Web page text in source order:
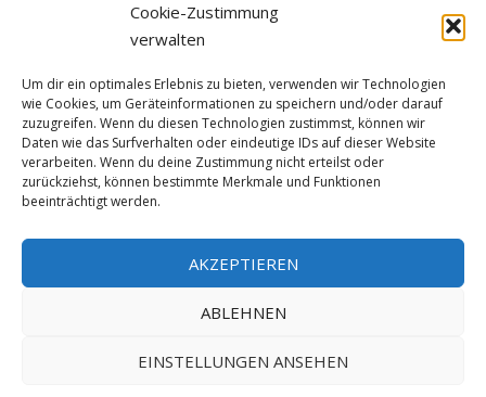
Cookie-Zustimmung
verwalten
Um dir ein optimales Erlebnis zu bieten, verwenden wir Technologien
wie Cookies, um Geräteinformationen zu speichern und/oder darauf
zuzugreifen. Wenn du diesen Technologien zustimmst, können wir
Daten wie das Surfverhalten oder eindeutige IDs auf dieser Website
verarbeiten. Wenn du deine Zustimmung nicht erteilst oder
zurückziehst, können bestimmte Merkmale und Funktionen
beeinträchtigt werden.
AKZEPTIEREN
ABLEHNEN
EINSTELLUNGEN ANSEHEN
Datenschutz
Cookie-Richtlinie (EU)
Impressum
HOME